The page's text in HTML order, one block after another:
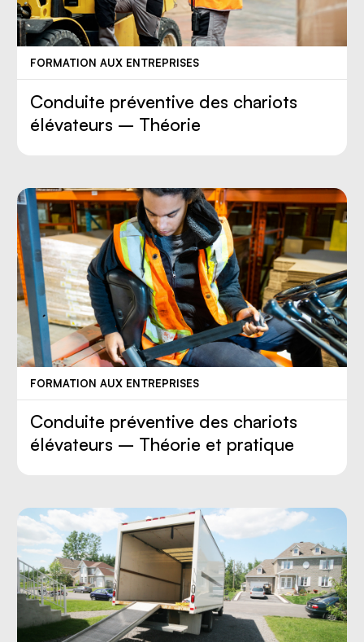
FORMATION AUX ENTREPRISES
Conduite préventive des chariots
élévateurs – Théorie
FORMATION AUX ENTREPRISES
Conduite préventive des chariots
élévateurs – Théorie et pratique